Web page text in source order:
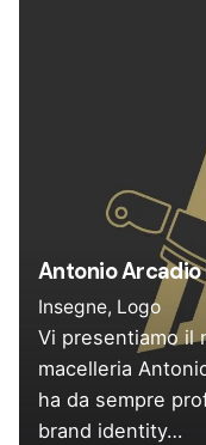
Antonio
Insegne Logo
Vi presentiamo il
macelleria
ha da sempre
brand identity…